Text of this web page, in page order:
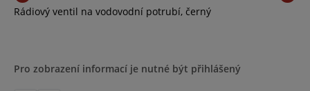
Rádiový ventil na vodovodní potrubí, černý
Pro zobrazení informací je nutné být přihlášený